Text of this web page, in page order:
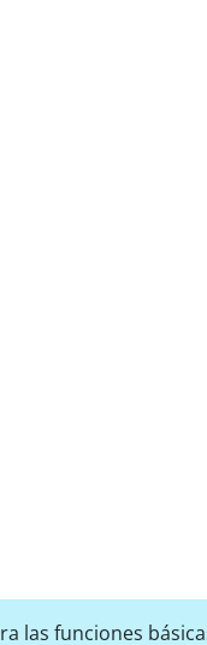
las funciones